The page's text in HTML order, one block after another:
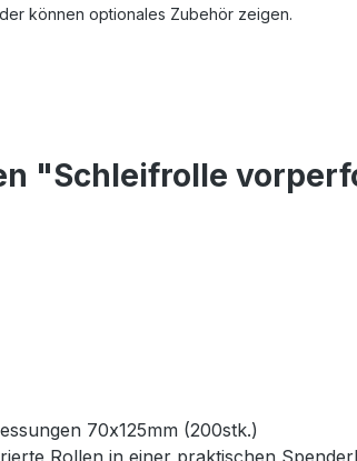
können optionales Zubehör zeigen.
"Schleifrolle
70x125mm (200stk.)